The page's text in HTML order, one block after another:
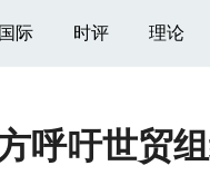
国际 时评 理论
呼吁世贸